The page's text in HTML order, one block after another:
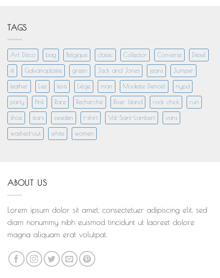
TAGS
Art Déco bag Belgique classic Collector Converse Diesel
fit Galvanoplastie green Jack and Jones jeans Jumper
leather Lee levis Liège man Modeste Denoël nypd
party Pink Rare Recherché River Island rock chick run
shoe stars sweden t-shirt Val-Saint-Lambert vans
washed-out white women
ABOUT US
Lorem ipsum dolor sit amet, consectetuer adipiscing elit, sed
diam nonummy nibh euismod tincidunt ut laoreet dolore
magna aliquam erat volutpat.